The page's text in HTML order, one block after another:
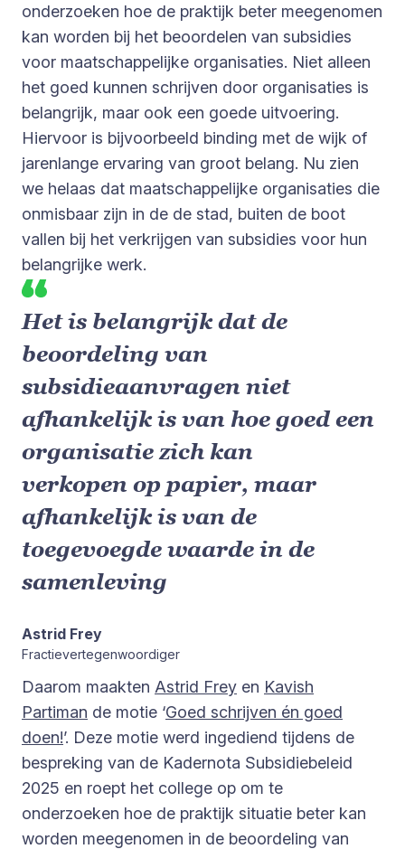
onderzoeken hoe de praktijk beter meegenomen
kan worden bij het beoordelen van subsidies
voor maatschappelijke organisaties. Niet alleen
het goed kunnen schrijven door organisaties is
belangrijk, maar ook een goede uitvoering.
Hiervoor is bijvoorbeeld binding met de wijk of
jarenlange ervaring van groot belang. Nu zien
we helaas dat maatschappelijke organisaties die
onmisbaar zijn in de de stad, buiten de boot
vallen bij het verkrijgen van subsidies voor hun
belangrijke werk.
Het is belangrijk dat de
beoordeling van
subsidieaanvragen niet
afhankelijk is van hoe goed een
organisatie zich kan
verkopen op papier, maar
afhankelijk is van de
toegevoegde waarde in de
samenleving
Astrid Frey
Fractievertegenwoordiger
Daarom maakten Astrid Frey en Kavish
Partiman de motie ‘Goed schrijven én goed
doen!’. Deze motie werd ingediend tijdens de
bespreking van de Kadernota Subsidiebeleid
2025 en roept het college op om te
onderzoeken hoe de praktijk situatie beter kan
worden meegenomen in de beoordeling van